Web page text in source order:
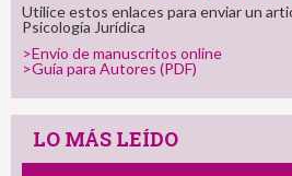
Utilice estos enlaces para enviar un
Psicología Jurídica
>Envío de manuscritos online
>Guía para Autores (PDF)
LO MÁS LEÍDO